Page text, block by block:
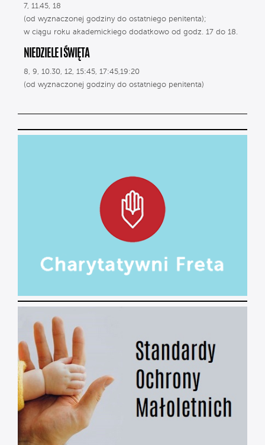
7, 11.45, 18
(od wyznaczonej godziny do ostatniego penitenta);
w ciągu roku akademickiego dodatkowo od godz. 17 do 18.
NIEDZIELE I ŚWIĘTA
8, 9, 10.30, 12, 15:45, 17:45,19:20
(od wyznaczonej godziny do ostatniego penitenta)